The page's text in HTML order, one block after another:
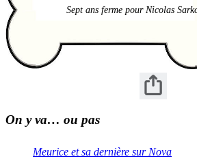
Sept ans ferme pour Nicolas
On y va… ou pas
Meurice et sa dernière sur Nova